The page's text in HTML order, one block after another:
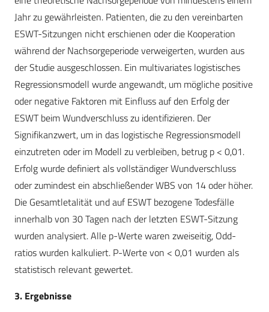
Jahr zu gewährleisten. Patienten, die zu den vereinbarten
ESWT-Sitzungen nicht erschienen oder die Kooperation
während der Nachsorgeperiode verweigerten, wurden aus
der Studie ausgeschlossen. Ein multivariates logistisches
Regressionsmodell wurde angewandt, um mögliche positive
oder negative Faktoren mit Einfluss auf den Erfolg der
ESWT beim Wundverschluss zu identifizieren. Der
Signifikanzwert, um in das logistische Regressionsmodell
einzutreten oder im Modell zu verbleiben, betrug p < 0,01.
Erfolg wurde definiert als vollständiger Wundverschluss
oder zumindest ein abschließender WBS von 14 oder höher.
Die Gesamtletalität und auf ESWT bezogene Todesfälle
innerhalb von 30 Tagen nach der letzten ESWT-Sitzung
wurden analysiert. Alle p-Werte waren zweiseitig, Odd-
ratios wurden kalkuliert. P-Werte von < 0,01 wurden als
statistisch relevant gewertet.
3. Ergebnisse